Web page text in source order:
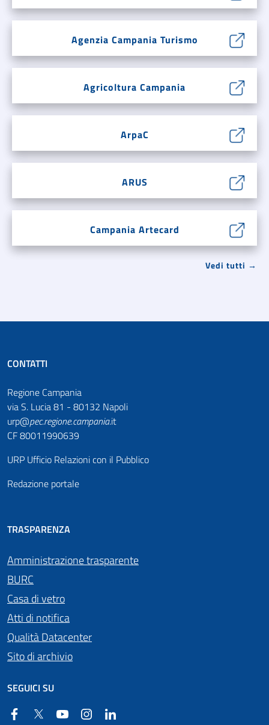
Agenzia Campania Turismo
Agricoltura Campania
ArpaC
ARUS
Campania Artecard
Vedi tutti →
CONTATTI
Regione Campania
via S. Lucia 81 - 80132 Napoli
urp@pec.regione.campania.it
CF 80011990639
URP Ufficio Relazioni con il Pubblico
Redazione portale
TRASPARENZA
Amministrazione trasparente
BURC
Casa di vetro
Atti di notifica
Qualità Datacenter
Sito di archivio
SEGUICI SU
FacebookTwitter YouTube Instagram